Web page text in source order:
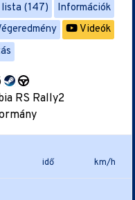
(147)
Információk
Videók
RS Rally2
idő km/h